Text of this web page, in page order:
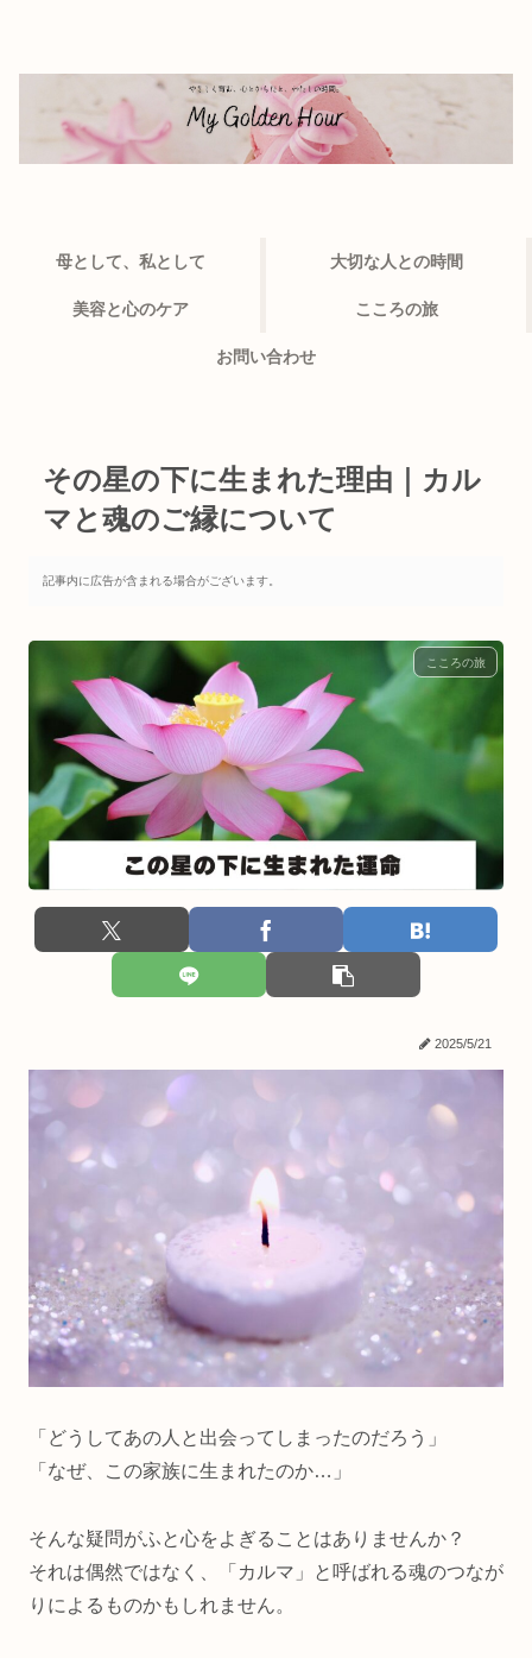
母として、私として 大切な人との時間
美容と心のケア こころの旅
お問い合わせ
その星の下に生まれた理由｜カル
マと魂のご縁について
記事内に広告が含まれる場合がございます。
こころの旅
2025/5/21
「どうしてあの人と出会ってしまったのだろう」
「なぜ、この家族に生まれたのか…」
そんな疑問がふと心をよぎることはありませんか？
それは偶然ではなく、「カルマ」と呼ばれる魂のつなが
りによるものかもしれません。